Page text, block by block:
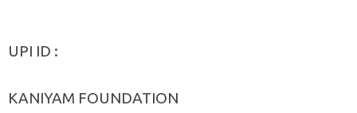
UPI ID :
KANIYAM FOUNDATION